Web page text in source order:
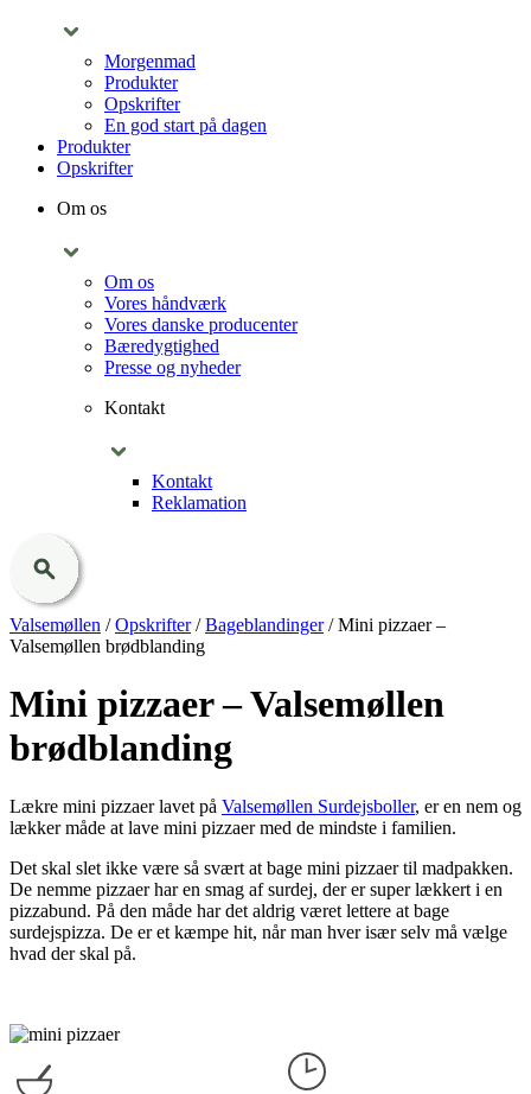
Morgenmad
Produkter
Opskrifter
En god start på dagen
Produkter
Opskrifter
Om os
Om os
Vores håndværk
Vores danske producenter
Bæredygtighed
Presse og nyheder
Kontakt
Kontakt
Reklamation
Valsemøllen /Opskrifter/Bageblandinger/Mini pizzaer –
Valsemøllen brødblanding
Mini pizzaer – Valsemøllen
brødblanding
Lækre mini pizzaer lavet på Valsemøllen Surdejsboller, er en nem og
lækker måde at lave mini pizzaer med de mindste i familien.
Det skal slet ikke være så svært at bage mini pizzaer til madpakken.
De nemme pizzaer har en smag af surdej, der er super lækkert i en
pizzabund. På den måde har det aldrig været lettere at bage
surdejspizza. De er et kæmpe hit, når man hver især selv må vælge
hvad der skal på.